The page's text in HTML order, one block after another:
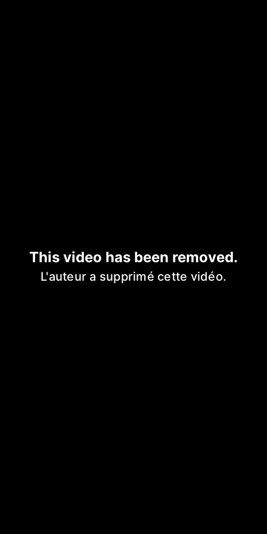
This video has been removed.
L'auteur a supprimé cette vidéo.